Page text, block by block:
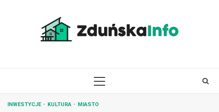
PRIMARY
INWESTYCJE KULTURA MIASTO